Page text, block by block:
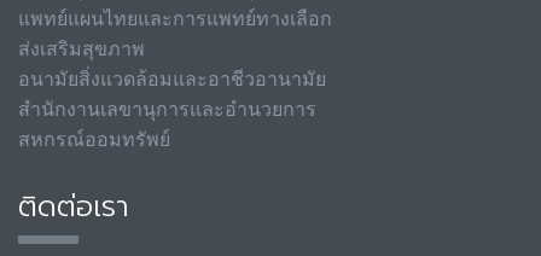
แพทย์แผนไทยและการแพทย์ทางเลือก
ส่งเสริมสุขภาพ
อนามัยสิ่งแวดล้อมและอาชีวอานามัย
สำนักงานเลขานุการและอำนวยการ
สหกรณ์ออมทรัพย์
ติดต่อเรา